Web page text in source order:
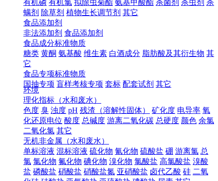
有机磷 有机氯 拟除虫菊酯 氨基甲酸酯 杀菌剂 杀虫剂 杀
螨剂 除草剂 植物生长调节剂 其它
食品添加剂
非法添加剂 食品添加剂
食品成分标准物质
糖类 黄酮 氨基酸 维生素 白酒成分 脂肪酸及其衍生物 其
它
食品专项标准物质
国抽专项 盲样考核专项 套标 配套试剂 其它
环境
理化指标（水和废水）
色度 臭 浊度 pH 残渣（溶解性固体） 矿化度 电导率 氧
化还原电位 酸度 总碱度 游离二氧化碳 总硬度 颜色 余氯
二氧化氯 其它
无机非金属（水和废水）
单标溶液 混标溶液 硫化物 氰化物 硫酸盐 硼 游离氯 总
氯 氯化物 氟化物 碘化物 溴化物 氯酸盐 高氯酸盐 溴酸
盐 磷酸盐 硝酸盐 硝酸盐氮 亚硝酸盐 卤代乙酸 硅 二氧